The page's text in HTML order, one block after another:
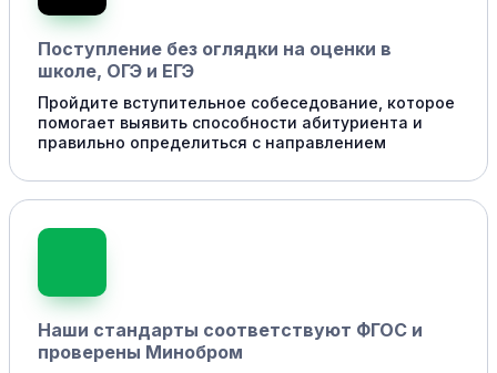
Поступление без оглядки на оценки в
школе, ОГЭ и ЕГЭ
Пройдите вступительное собеседование, которое
помогает выявить способности абитуриента и
правильно определиться с направлением
Наши стандарты соответствуют ФГОС и
проверены Минобром